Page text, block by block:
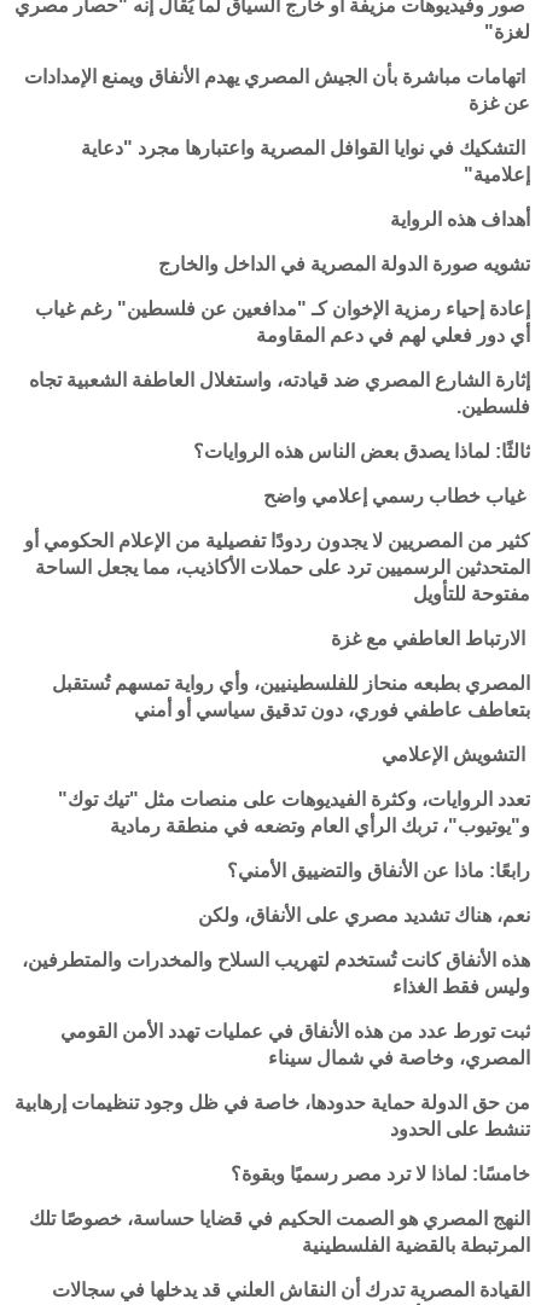
صور وفيديوهات مزيفة أو خارج السياق لما يُقال إنه "حصار مصري
لغزة"
اتهامات مباشرة بأن الجيش المصري يهدم الأنفاق ويمنع الإمدادات
عن غزة
التشكيك في نوايا القوافل المصرية واعتبارها مجرد "دعاية
إعلامية"
أهداف هذه الرواية
تشويه صورة الدولة المصرية في الداخل والخارج
إعادة إحياء رمزية الإخوان كـ "مدافعين عن فلسطين" رغم غياب
أي دور فعلي لهم في دعم المقاومة
إثارة الشارع المصري ضد قيادته، واستغلال العاطفة الشعبية تجاه
فلسطين.
ثالثًا: لماذا يصدق بعض الناس هذه الروايات؟
غياب خطاب رسمي إعلامي واضح
كثير من المصريين لا يجدون ردودًا تفصيلية من الإعلام الحكومي أو
المتحدثين الرسميين ترد على حملات الأكاذيب، مما يجعل الساحة
مفتوحة للتأويل
الارتباط العاطفي مع غزة
المصري بطبعه منحاز للفلسطينيين، وأي رواية تمسهم تُستقبل
بتعاطف عاطفي فوري، دون تدقيق سياسي أو أمني
التشويش الإعلامي
تعدد الروايات، وكثرة الفيديوهات على منصات مثل "تيك توك"
و"يوتيوب"، تربك الرأي العام وتضعه في منطقة رمادية
رابعًا: ماذا عن الأنفاق والتضييق الأمني؟
نعم، هناك تشديد مصري على الأنفاق، ولكن
هذه الأنفاق كانت تُستخدم لتهريب السلاح والمخدرات والمتطرفين،
وليس فقط الغذاء
ثبت تورط عدد من هذه الأنفاق في عمليات تهدد الأمن القومي
المصري، وخاصة في شمال سيناء
من حق الدولة حماية حدودها، خاصة في ظل وجود تنظيمات إرهابية
تنشط على الحدود
خامسًا: لماذا لا ترد مصر رسميًا وبقوة؟
النهج المصري هو الصمت الحكيم في قضايا حساسة، خصوصًا تلك
المرتبطة بالقضية الفلسطينية
القيادة المصرية تدرك أن النقاش العلني قد يدخلها في سجالات